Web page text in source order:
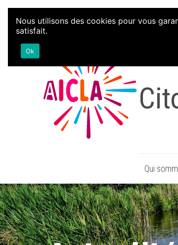
Aller au contenu
Qui
Nous utilisons des cookies pour vous
satisfait.
Ok